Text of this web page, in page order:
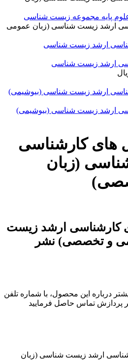
پایه مجموعه زیست شناسی
ارشد زیست شناسی (زبان عمومی
ارشد زیست شناسی
ارشد زیست شناسی (بیوشیمی)
های کارشناسی
(زبان
کارشناسی ارشد زیست
و تخصصی) نشر
درباره اين محصول، با شماره تلفن
ارشد زیست شناسی (زبان